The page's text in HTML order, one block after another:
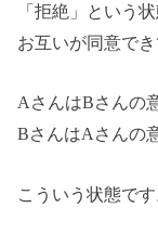
「拒絶」という状
お互いが同意でき
AさんはBさんの
BさんはAさんの
こういう状態です